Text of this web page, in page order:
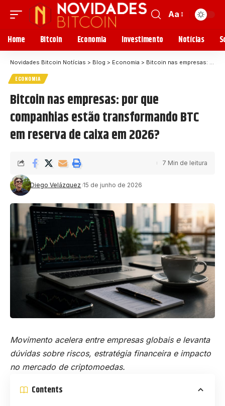
Aa
Home Bitcoin Economia Investimento Notícias
Novidades Bitcoin Notícias > Blog > Economia > Bitcoin nas empresas: por que companhias estão transformando BTC em reserva de caixa em 2026?
ECONOMIA
Bitcoin nas empresas: por que
companhias estão transformando BTC
em reserva de caixa em 2026?
Diego Velázquez 15 de junho de 2026
7 Min de leitura
Movimento acelera entre empresas globais e levanta
dúvidas sobre riscos, estratégia financeira e impacto
no mercado de criptomoedas.
Contents